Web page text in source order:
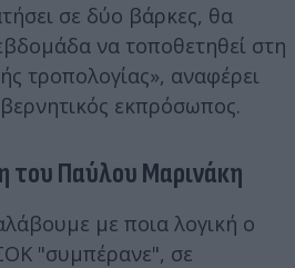
σε δύο βάρκες, θα
να τοποθετηθεί στη
τροπολογίας», αναφέρει
εκπρόσωπος.
Παύλου Μαρινάκη
με ποια λογική ο
"συμπέρανε", σε